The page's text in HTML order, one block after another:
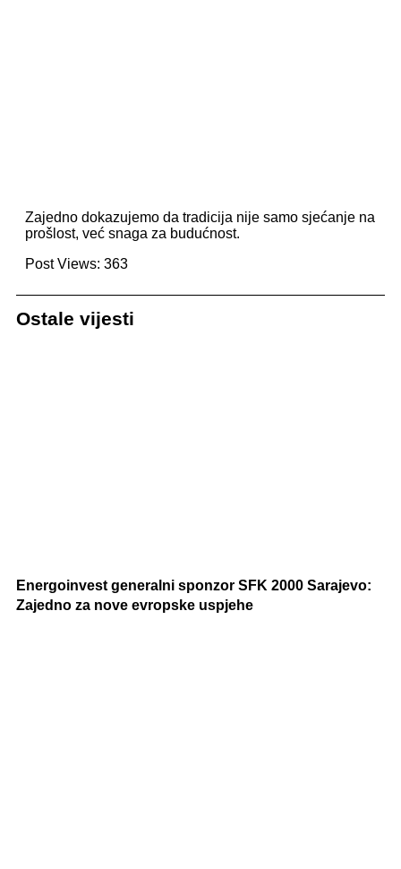
Zajedno dokazujemo da tradicija nije samo sjećanje na
prošlost, već snaga za budućnost.
Post Views: 363
Ostale vijesti
Energoinvest generalni sponzor SFK 2000 Sarajevo:
Zajedno za nove evropske uspjehe